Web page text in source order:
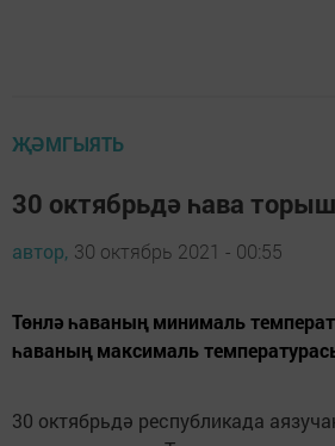
ҖӘМГЫЯТЬ
30 октябрьдә һава
автор, 30 октябрь 2021 - 00:55
Төнлә һаваның минималь
һаваның максималь
30 октябрьдә республикада